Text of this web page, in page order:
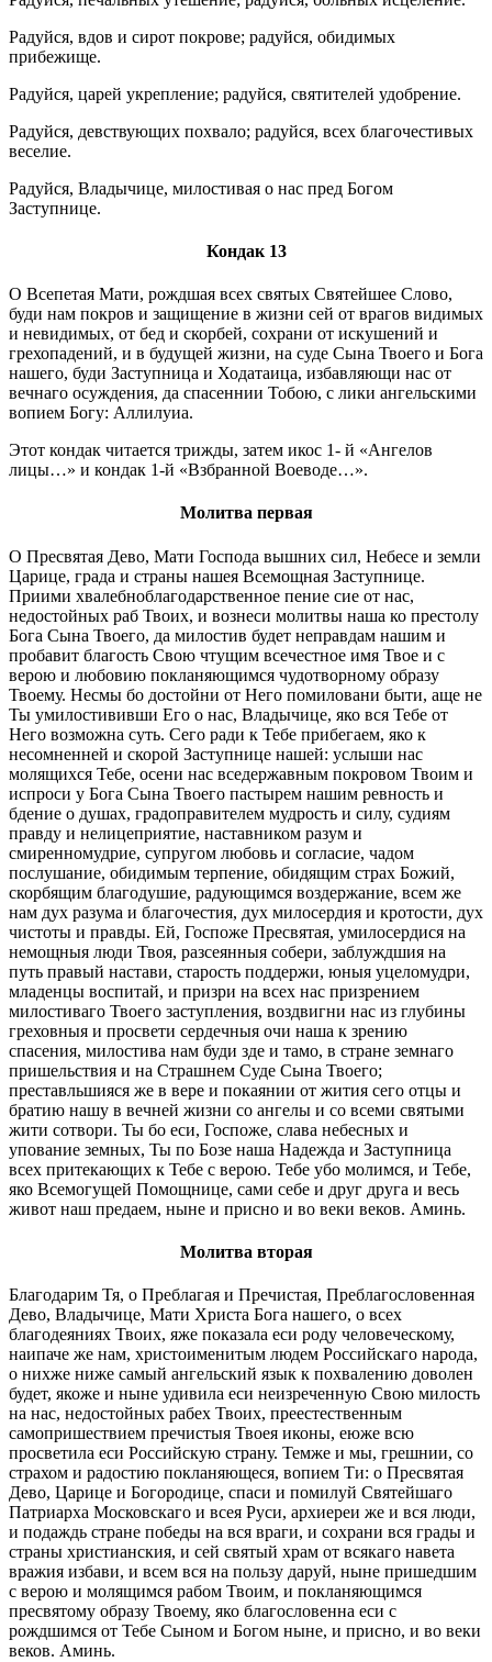
Радуйся, вдов и сирот покрове; радуйся, обидимых
прибежище.
Радуйся, царей укрепление; радуйся, святителей удобрение.
Радуйся, девствующих похвало; радуйся, всех благочестивых
веселие.
Радуйся, Владычице, милостивая о нас пред Богом
Заступнице.
Кондак 13
О Всепетая Мати, рождшая всех святых Святейшее Слово,
буди нам покров и защищение в жизни сей от врагов видимых
и невидимых, от бед и скорбей, сохрани от искушений и
грехопадений, и в будущей жизни, на суде Сына Твоего и Бога
нашего, буди Заступница и Ходатаица, избавляющи нас от
вечнаго осуждения, да спасеннии Тобою, с лики ангельскими
вопием Богу: Аллилуиа.
Этот кондак читается трижды, затем икос 1- й «Ангелов
лицы…» и кондак 1-й «Взбранной Воеводе…».
Молитва первая
О Пресвятая Дево, Мати Господа вышних сил, Небесе и земли
Царице, града и страны нашея Всемощная Заступнице.
Приими хвалебноблагодарственное пение сие от нас,
недостойных раб Твоих, и вознеси молитвы наша ко престолу
Бога Сына Твоего, да милостив будет неправдам нашим и
пробавит благость Свою чтущим всечестное имя Твое и с
верою и любовию покланяющимся чудотворному образу
Твоему. Несмы бо достойни от Него помиловани быти, аще не
Ты умилостививши Его о нас, Владычице, яко вся Тебе от
Него возможна суть. Сего ради к Тебе прибегаем, яко к
несомненней и скорой Заступнице нашей: услыши нас
молящихся Тебе, осени нас вседержавным покровом Твоим и
испроси у Бога Сына Твоего пастырем нашим ревность и
бдение о душах, градоправителем мудрость и силу, судиям
правду и нелицеприятие, наставником разум и
смиренномудрие, супругом любовь и согласие, чадом
послушание, обидимым терпение, обидящим страх Божий,
скорбящим благодушие, радующимся воздержание, всем же
нам дух разума и благочестия, дух милосердия и кротости, дух
чистоты и правды. Ей, Госпоже Пресвятая, умилосердися на
немощныя люди Твоя, разсеянныя собери, заблуждшия на
путь правый настави, старость поддержи, юныя уцеломудри,
младенцы воспитай, и призри на всех нас призрением
милостиваго Твоего заступления, воздвигни нас из глубины
греховныя и просвети сердечныя очи наша к зрению
спасения, милостива нам буди зде и тамо, в стране земнаго
пришельствия и на Страшнем Суде Сына Твоего;
преставльшияся же в вере и покаянии от жития сего отцы и
братию нашу в вечней жизни со ангелы и со всеми святыми
жити сотвори. Ты бо еси, Госпоже, слава небесных и
упование земных, Ты по Бозе наша Надежда и Заступница
всех притекающих к Тебе с верою. Тебе убо молимся, и Тебе,
яко Всемогущей Помощнице, сами себе и друг друга и весь
живот наш предаем, ныне и присно и во веки веков. Аминь.
Молитва вторая
Благодарим Тя, о Преблагая и Пречистая, Преблагословенная
Дево, Владычице, Мати Христа Бога нашего, о всех
благодеяниях Твоих, яже показала еси роду человеческому,
наипаче же нам, христоименитым людем Российскаго народа,
о нихже ниже самый ангельский язык к похвалению доволен
будет, якоже и ныне удивила еси неизреченную Свою милость
на нас, недостойных рабех Твоих, преестественным
самопришествием пречистыя Твоея иконы, еюже всю
просветила еси Российскую страну. Темже и мы, грешнии, со
страхом и радостию покланяющеся, вопием Ти: о Пресвятая
Дево, Царице и Богородице, спаси и помилуй Святейшаго
Патриарха Московскаго и всея Руси, архиереи же и вся люди,
и подаждь стране победы на вся враги, и сохрани вся грады и
страны христианския, и сей святый храм от всякаго навета
вражия избави, и всем вся на пользу даруй, ныне пришедшим
с верою и молящимся рабом Твоим, и покланяющимся
пресвятому образу Твоему, яко благословенна еси с
рождшимся от Тебе Сыном и Богом ныне, и присно, и во веки
веков. Аминь.